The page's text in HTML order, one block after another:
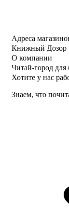
Адреса
Книжный Дозор
О компании
Читай-город для
Хотите у нас
Знаем, что